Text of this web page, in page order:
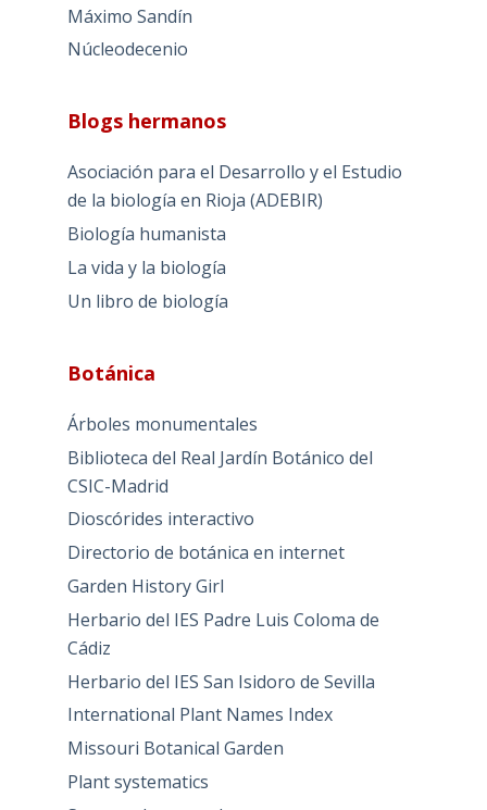
Máximo Sandín
Núcleodecenio
Blogs hermanos
Asociación para el Desarrollo y el Estudio
de la biología en Rioja (ADEBIR)
Biología humanista
La vida y la biología
Un libro de biología
Botánica
Árboles monumentales
Biblioteca del Real Jardín Botánico del
CSIC-Madrid
Dioscórides interactivo
Directorio de botánica en internet
Garden History Girl
Herbario del IES Padre Luis Coloma de
Cádiz
Herbario del IES San Isidoro de Sevilla
International Plant Names Index
Missouri Botanical Garden
Plant systematics